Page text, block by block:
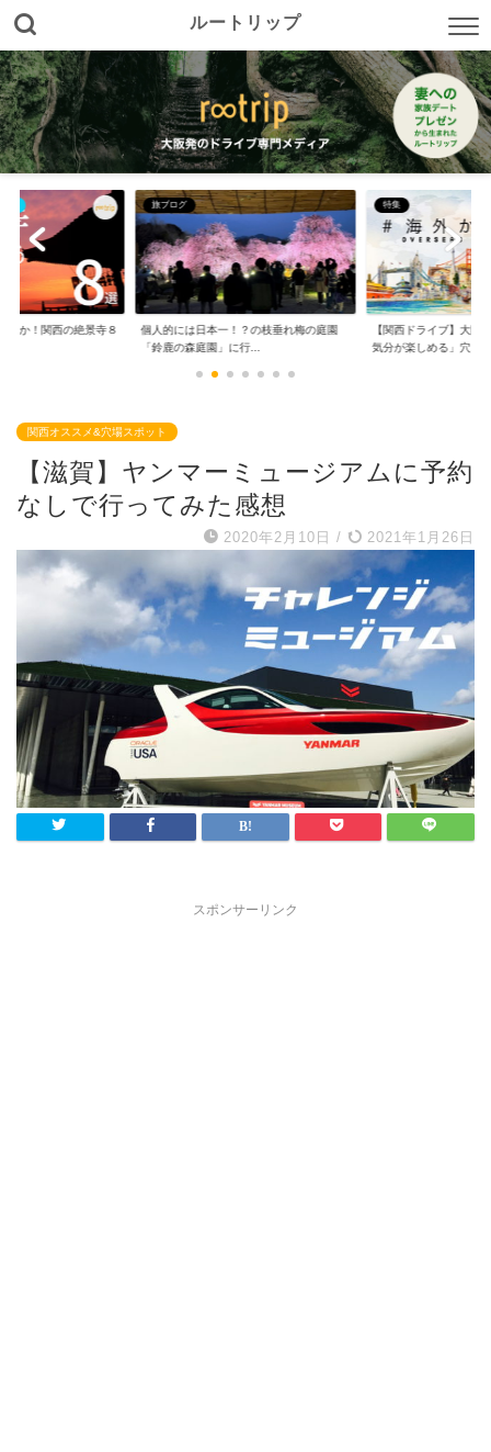
ルートリップ
？の枝垂れ梅の庭園
特集
【関西ドライブ】大阪から日帰りで「海外
気分が楽しめる」穴...
四国
【香川】大阪から車で
旅。オススメ１０の...
関西オススメ&穴場スポット
【滋賀】ヤンマーミュージアムに予約
なしで行ってみた感想
2020年2月10日 / 2021年1月26日
スポンサーリンク